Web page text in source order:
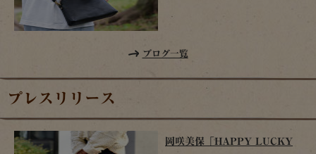
ブログ一覧
プレスリリース
岡咲美保「HAPPY LUCKY